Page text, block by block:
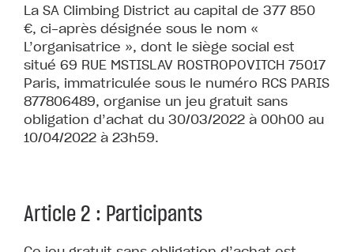
La SA Climbing District au capital de 377 850
€, ci-après désignée sous le nom «
L’organisatrice », dont le siège social est
situé 69 RUE MSTISLAV ROSTROPOVITCH 75017
Paris, immatriculée sous le numéro RCS PARIS
877806489, organise un jeu gratuit sans
obligation d’achat du 30/03/2022 à 00h00 au
10/04/2022 à 23h59.
Article 2 : Participants